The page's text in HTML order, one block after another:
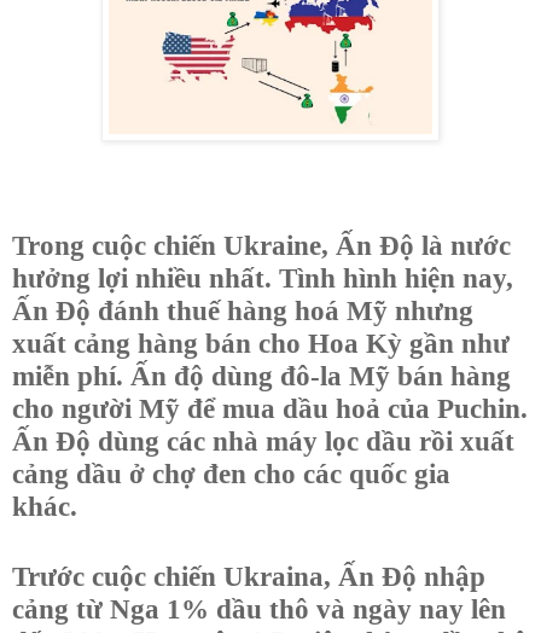
Trong cuộc chiến Ukraine, Ấn Độ là nước
hưởng lợi nhiều nhất. Tình hình hiện nay,
Ấn Độ đánh thuế hàng hoá Mỹ nhưng
xuất cảng hàng bán cho Hoa Kỳ gần như
miễn phí. Ấn độ dùng đô-la Mỹ bán hàng
cho người Mỹ để mua dầu hoả của Puchin.
Ấn Độ dùng các nhà máy lọc dầu rồi xuất
cảng dầu ở chợ đen cho các quốc gia
khác.
Trước cuộc chiến Ukraina, Ấn Độ nhập
cảng từ Nga 1% dầu thô và ngày nay lên